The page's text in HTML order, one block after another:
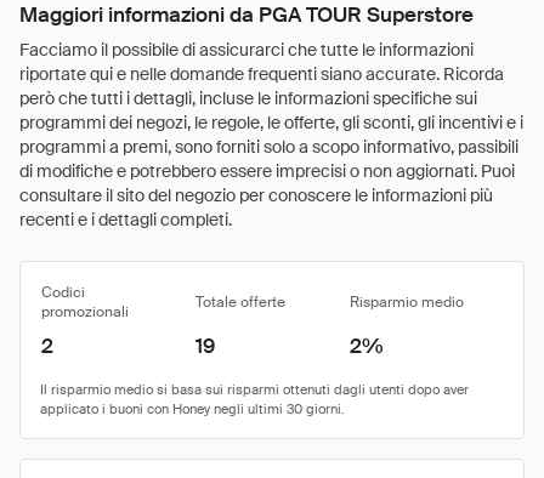
Maggiori informazioni da PGA TOUR Superstore
Facciamo il possibile di assicurarci che tutte le informazioni
riportate qui e nelle domande frequenti siano accurate. Ricorda
però che tutti i dettagli, incluse le informazioni specifiche sui
programmi dei negozi, le regole, le offerte, gli sconti, gli incentivi e i
programmi a premi, sono forniti solo a scopo informativo, passibili
di modifiche e potrebbero essere imprecisi o non aggiornati. Puoi
consultare il sito del negozio per conoscere le informazioni più
recenti e i dettagli completi.
Codici
promozionali
Totale offerte Risparmio medio
2 19 2%